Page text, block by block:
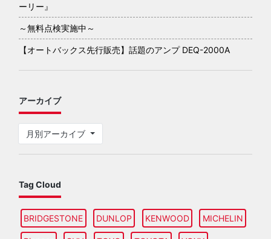
ーリー』
～無料点検実施中～
【オートバックス先行販売】話題のアンプ DEQ-2000A
アーカイブ
月別アーカイブ
Tag Cloud
BRIDGESTONE DUNLOP KENWOOD MICHELIN